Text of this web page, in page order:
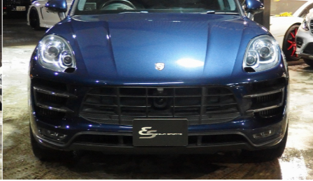
Factory
工場紹介
Company
会社概要
Access
アクセス
Contact us
お問い合わせ